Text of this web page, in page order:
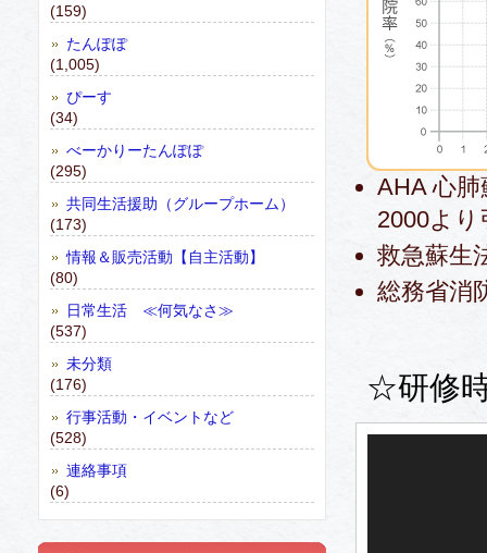
AHA 心
2000より
救急蘇生
総務省消
☆研修
(159)
たんぽぽ
(1,005)
ぴーす
(34)
べーかりーたんぽぽ
(295)
共同生活援助（グループホーム）
(173)
情報＆販売活動【自主活動】
(80)
日常生活 ≪何気なさ≫
(537)
未分類
(176)
行事活動・イベントなど
(528)
連絡事項
(6)